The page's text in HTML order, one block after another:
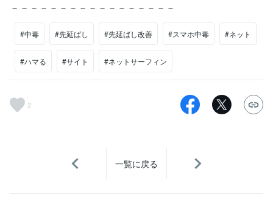
－－－－－－－－－－－－－－－－－
#中毒 #先延ばし #先延ばし改善 #スマホ中毒 #ネット
#ハマる #サイト #ネットサーフィン
2
一覧に戻る